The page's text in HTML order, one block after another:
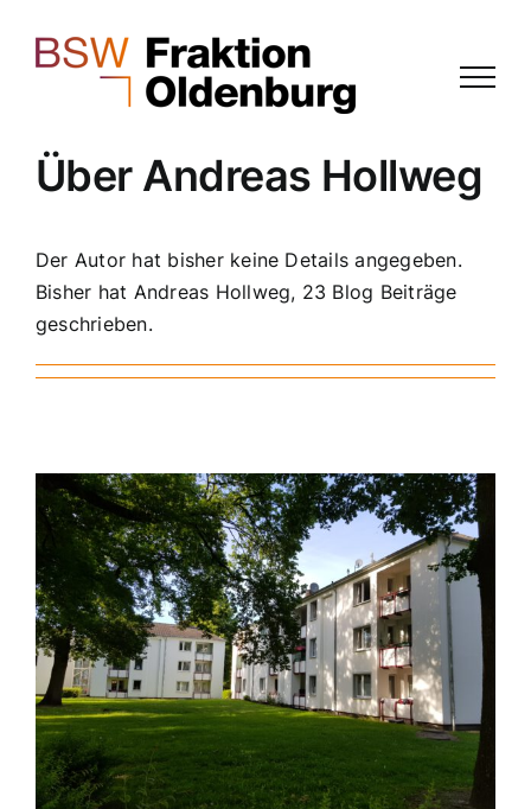
Inhalt
Über Andreas Hollweg
Der Autor hat bisher keine Details angegeben.
Bisher hat Andreas Hollweg, 23 Blog Beiträge
geschrieben.